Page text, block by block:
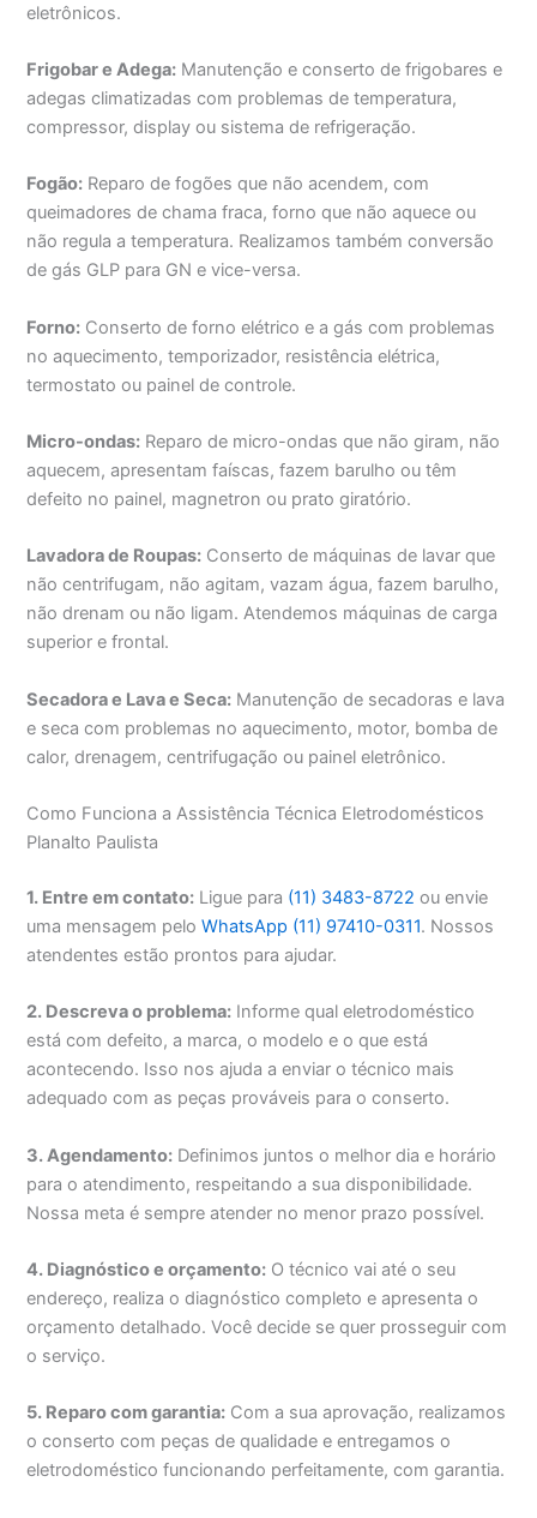
eletrônicos.
Frigobar e Adega: Manutenção e conserto de frigobares e
adegas climatizadas com problemas de temperatura,
compressor, display ou sistema de refrigeração.
Fogão: Reparo de fogões que não acendem, com
queimadores de chama fraca, forno que não aquece ou
não regula a temperatura. Realizamos também conversão
de gás GLP para GN e vice-versa.
Forno: Conserto de forno elétrico e a gás com problemas
no aquecimento, temporizador, resistência elétrica,
termostato ou painel de controle.
Micro-ondas: Reparo de micro-ondas que não giram, não
aquecem, apresentam faíscas, fazem barulho ou têm
defeito no painel, magnetron ou prato giratório.
Lavadora de Roupas: Conserto de máquinas de lavar que
não centrifugam, não agitam, vazam água, fazem barulho,
não drenam ou não ligam. Atendemos máquinas de carga
superior e frontal.
Secadora e Lava e Seca: Manutenção de secadoras e lava
e seca com problemas no aquecimento, motor, bomba de
calor, drenagem, centrifugação ou painel eletrônico.
Como Funciona a Assistência Técnica Eletrodomésticos
Planalto Paulista
1. Entre em contato: Ligue para (11) 3483-8722 ou envie
uma mensagem peloWhatsApp (11) 97410-0311. Nossos
atendentes estão prontos para ajudar.
2. Descreva o problema: Informe qual eletrodoméstico
está com defeito, a marca, o modelo e o que está
acontecendo. Isso nos ajuda a enviar o técnico mais
adequado com as peças prováveis para o conserto.
3. Agendamento: Definimos juntos o melhor dia e horário
para o atendimento, respeitando a sua disponibilidade.
Nossa meta é sempre atender no menor prazo possível.
4. Diagnóstico e orçamento: O técnico vai até o seu
endereço, realiza o diagnóstico completo e apresenta o
orçamento detalhado. Você decide se quer prosseguir com
o serviço.
5. Reparo com garantia: Com a sua aprovação, realizamos
o conserto com peças de qualidade e entregamos o
eletrodoméstico funcionando perfeitamente, com garantia.